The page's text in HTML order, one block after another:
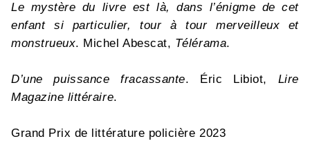
Le mystère du livre est là, dans l’énigme de cet
enfant si particulier, tour à tour merveilleux et
monstrueux. Michel Abescat, Télérama.
D’une puissance fracassante. Éric Libiot, Lire
Magazine littéraire.
Grand Prix de littérature policière 2023